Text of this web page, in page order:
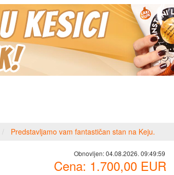
Predstavljamo vam fantastičan stan na Keju.
Obnovljen:04.08.2026. 09:49:59
Cena: 1.700,00 EUR